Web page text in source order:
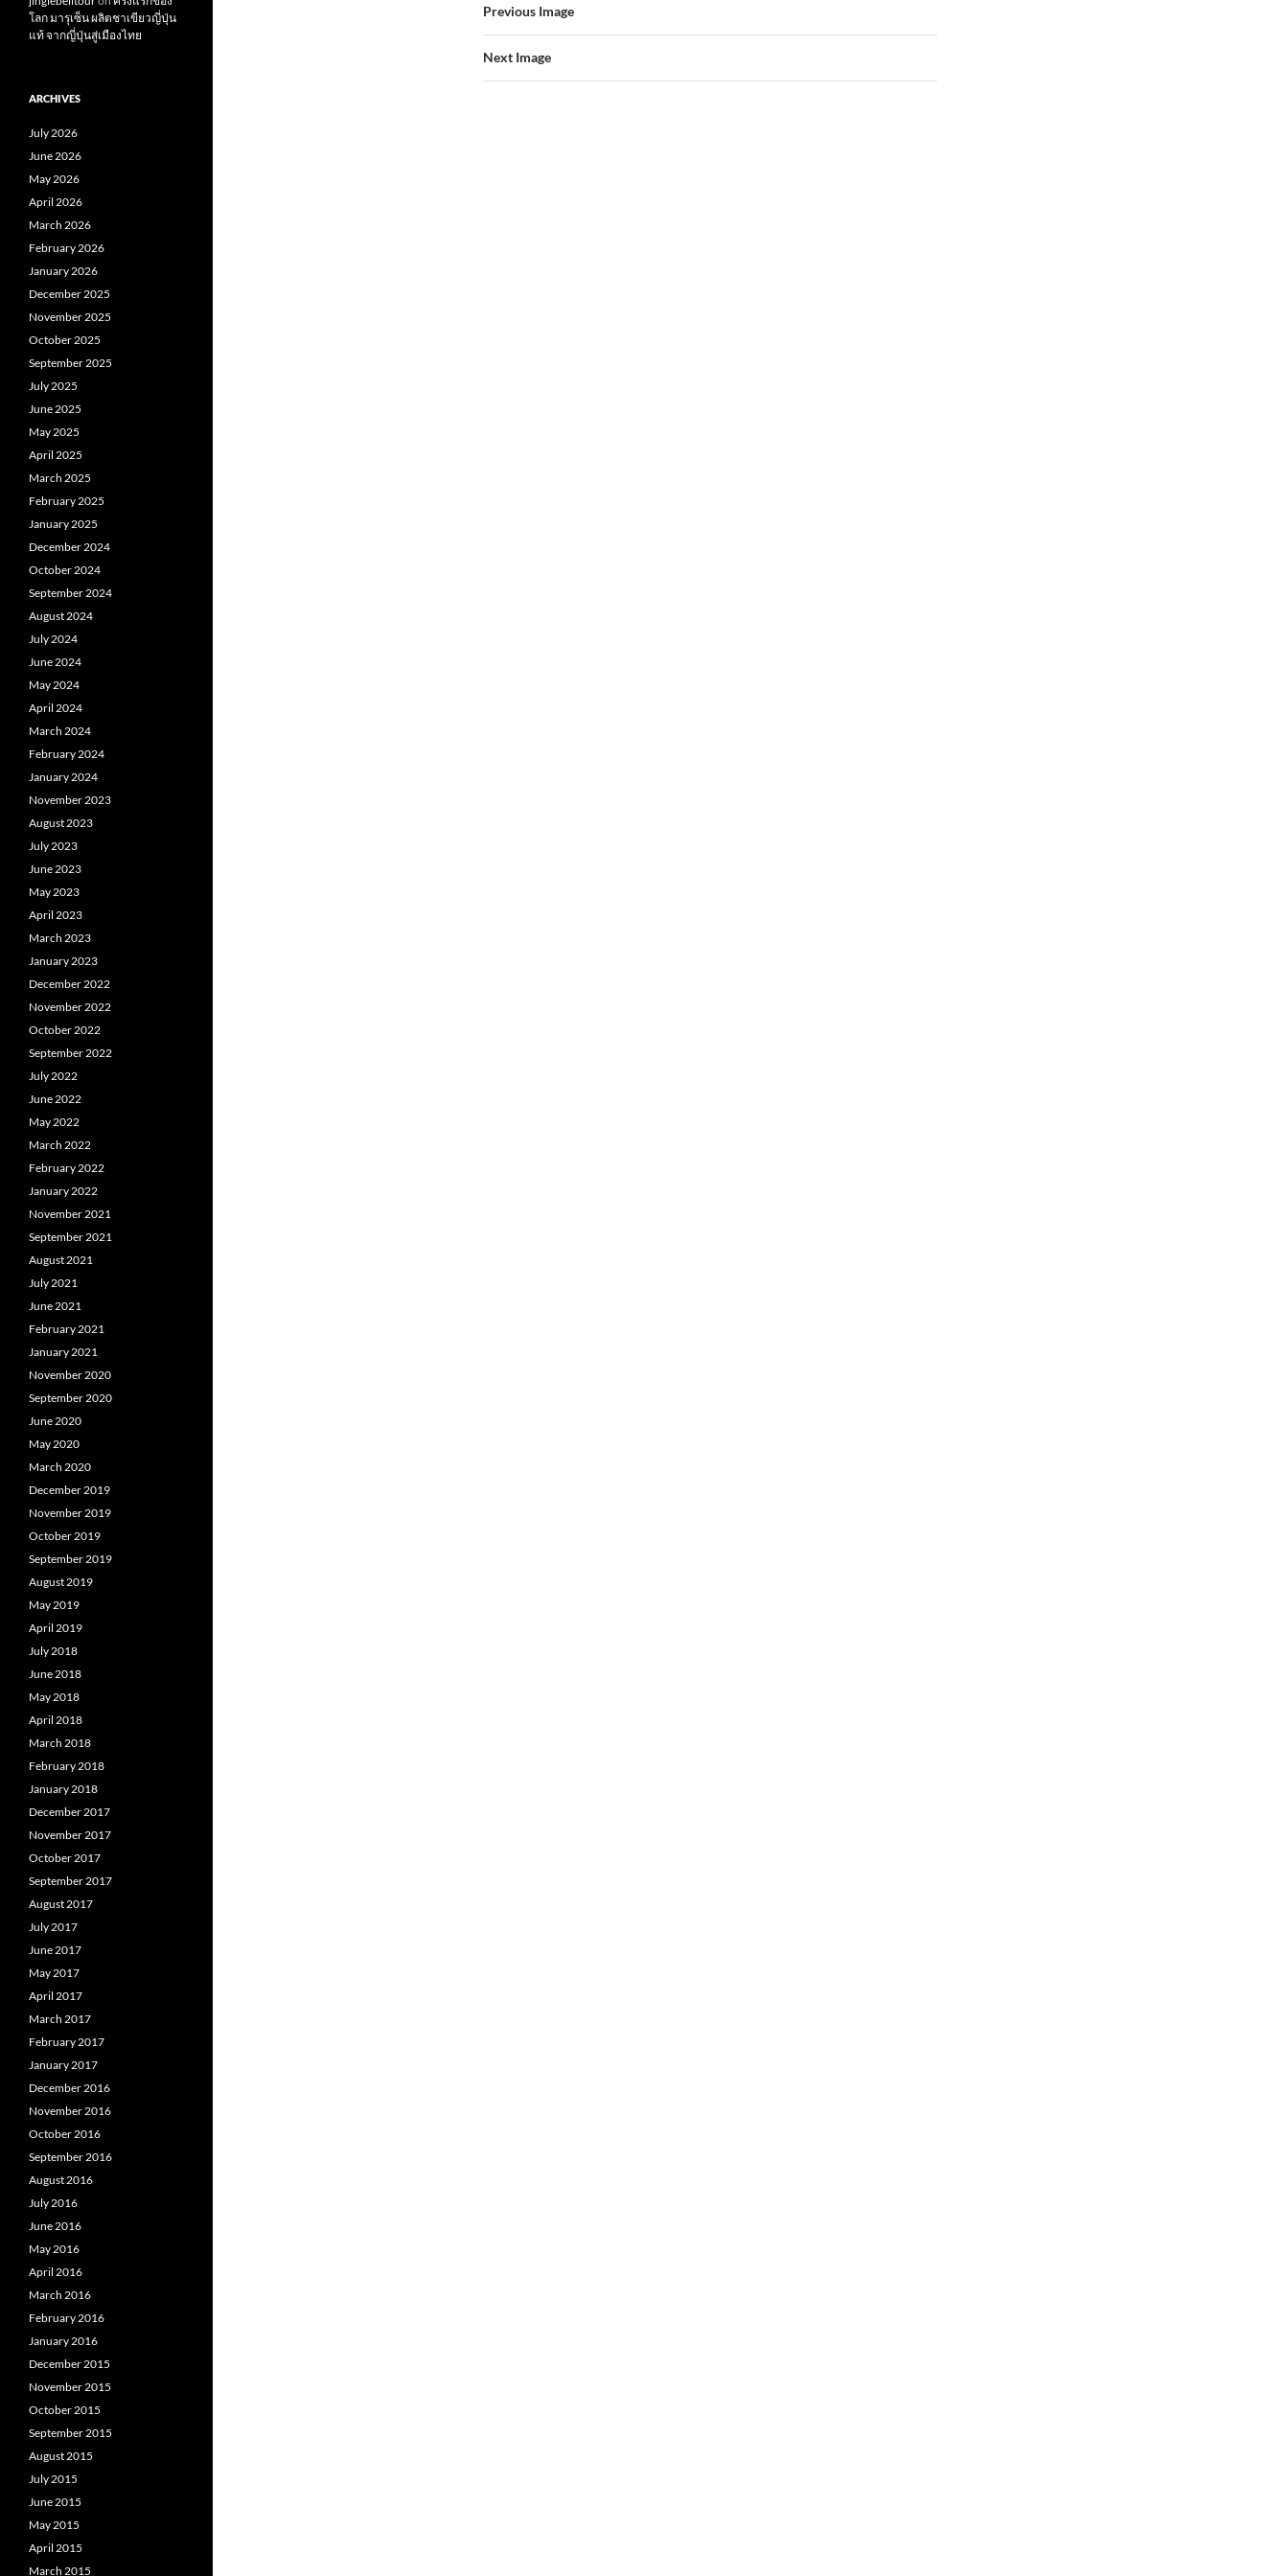
o
o
k
A
p
Previous Image
Next Image
โลก มารุเซ็น ผลิตชาเขียวญี่ปุ่น
แท้ จากญี่ปุ่นสู่เมืองไทย
ARCHIVES
July 2026
June 2026
May 2026
April 2026
March 2026
February 2026
January 2026
December 2025
November 2025
October 2025
September 2025
July 2025
June 2025
May 2025
April 2025
March 2025
February 2025
January 2025
December 2024
October 2024
September 2024
August 2024
July 2024
June 2024
May 2024
April 2024
March 2024
February 2024
January 2024
November 2023
August 2023
July 2023
June 2023
May 2023
April 2023
March 2023
January 2023
December 2022
November 2022
October 2022
September 2022
July 2022
June 2022
May 2022
March 2022
February 2022
January 2022
November 2021
September 2021
August 2021
July 2021
June 2021
February 2021
January 2021
November 2020
September 2020
June 2020
May 2020
March 2020
December 2019
November 2019
October 2019
September 2019
August 2019
May 2019
April 2019
July 2018
June 2018
May 2018
April 2018
March 2018
February 2018
January 2018
December 2017
November 2017
October 2017
September 2017
August 2017
July 2017
June 2017
May 2017
April 2017
March 2017
February 2017
January 2017
December 2016
November 2016
October 2016
September 2016
August 2016
July 2016
June 2016
May 2016
April 2016
March 2016
February 2016
January 2016
December 2015
November 2015
October 2015
September 2015
August 2015
July 2015
June 2015
May 2015
April 2015
March 2015